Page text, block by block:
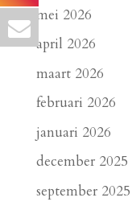
mei 2026
april 2026
maart 2026
februari 2026
januari 2026
december 2025
september 2025